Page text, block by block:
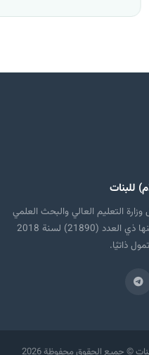
للبنات
التعليم العالي والبحث العلمي
بموجب الأمر الوزاري الصادر منها ذي العدد (21890) لسنة 2018
ذاتيًا.
للبنات © جميع الحقوق محفوظة